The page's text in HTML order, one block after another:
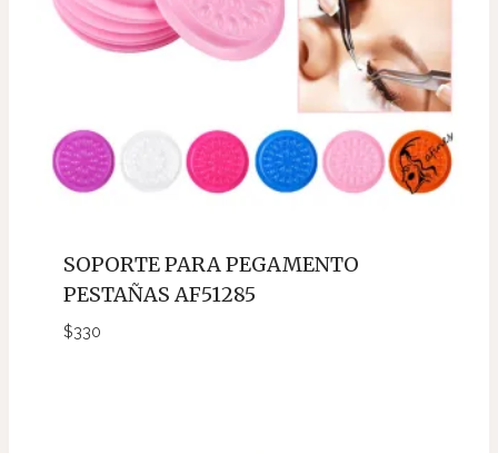
SOPORTE PARA PEGAMENTO
PESTAÑAS AF51285
$330